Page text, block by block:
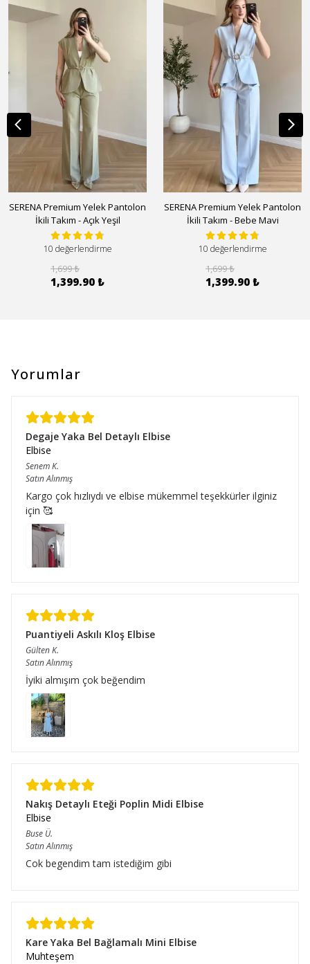
SERENA Premium Yelek Pantolon
İkili Takım - Açık Yeşil
10 değerlendirme
1,699 ₺
1,399.90 ₺
SERENA Premium Yelek Pantolon
İkili Takım - Bebe Mavi
10 değerlendirme
1,699 ₺
1,399.90 ₺
Yorumlar
Degaje Yaka Bel Detaylı Elbise
Elbise
SenemK.
Satın Alınmış
Kargo çok hızlıydı ve elbise mükemmel teşekkürler ilginiz
için 🥰
Puantiyeli Askılı Kloş Elbise
GültenK.
Satın Alınmış
İyiki almışım çok beğendim
Nakış Detaylı Eteği Poplin Midi Elbise
Elbise
Buse Ü.
Satın Alınmış
Cok begendim tam istediğim gibi
Kare Yaka Bel Bağlamalı Mini Elbise
Muhteşem